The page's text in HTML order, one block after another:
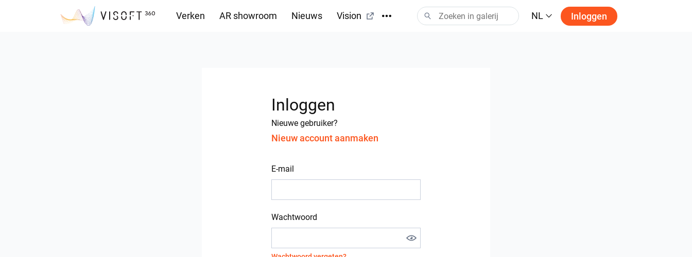
Verken AR showroom Nieuws Vision NL Inloggen
Inloggen
Nieuwe gebruiker?
Nieuw account aanmaken
E-mail
Wachtwoord